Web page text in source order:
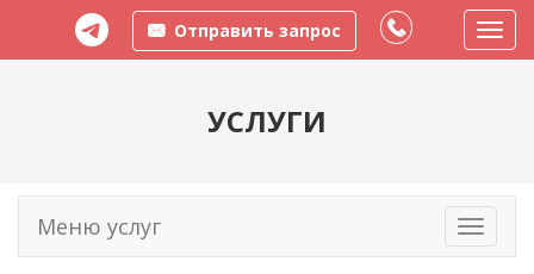
Отправить запрос
меню
УСЛУГИ
Toggle
Меню услуг